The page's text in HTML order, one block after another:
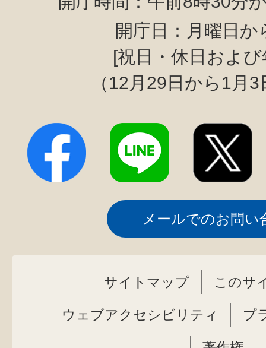
開庁日：月曜日か
[祝日・休日およ
（12月29日から1月
メールでのお問い
サイトマップ このサ
ウェブアクセシビリティ プ